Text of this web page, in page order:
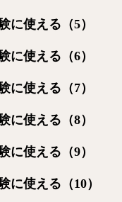
に使える（5）
に使える（6）
に使える（7）
に使える（8）
に使える（9）
に使える（10）